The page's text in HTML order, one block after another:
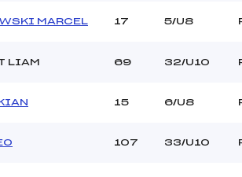
MARCEL 17 5/U8
LIAM 69 32/U10
15 6/U8
107 33/U10